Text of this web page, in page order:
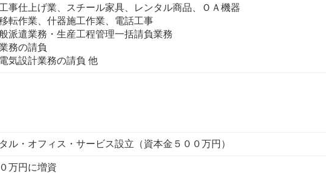
事仕上げ業、スチール家具、レンタル商品、ＯＡ機器
転作業、什器施工作業、電話工事
派遣業務・生産工程管理一括請負業務
務の請負
気設計業務の請負 他
・オフィス・サービス設立（資本金５００万円）
万円に増資